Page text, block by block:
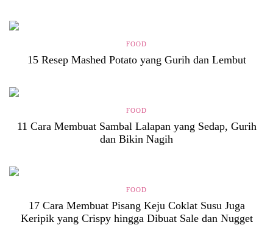
FOOD
15 Resep Mashed Potato yang Gurih dan Lembut
FOOD
11 Cara Membuat Sambal Lalapan yang Sedap, Gurih
dan Bikin Nagih
FOOD
17 Cara Membuat Pisang Keju Coklat Susu Juga
Keripik yang Crispy hingga Dibuat Sale dan Nugget